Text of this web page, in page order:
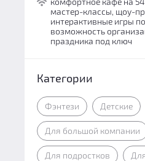
мастер-классы, щоу-
интерактивные игры
возможность
праздника под ключ
Категории
Фэнтези Детские
Для большой компании
Для подростков